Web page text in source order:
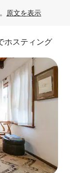
原文を表示
ホスティング